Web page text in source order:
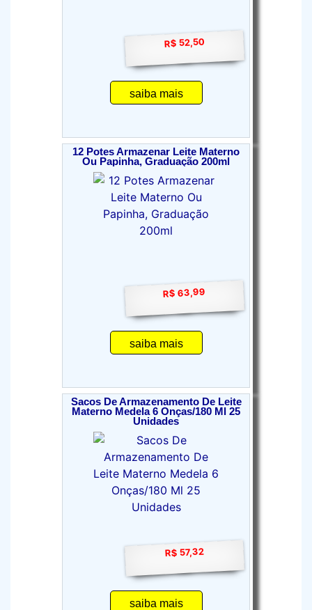
R$ 52,50
saiba mais
12 Potes Armazenar Leite Materno
Ou Papinha, Graduação 200ml
R$ 63,99
saiba mais
Sacos De Armazenamento De Leite
Materno Medela 6 Onças/180 Ml 25
Unidades
R$ 57,32
saiba mais